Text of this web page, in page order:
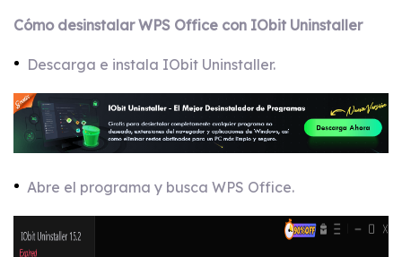
Cómo desinstalar WPS Office con IObit Uninstaller
Descarga e instala IObit Uninstaller.
Abre el programa y busca WPS Office.